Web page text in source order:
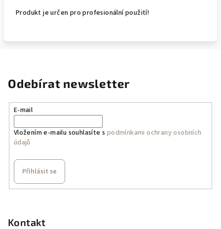
Produkt je určen pro profesionální použití!
Odebírat newsletter
E-mail
Vložením e-mailu souhlasíte s podmínkami ochrany osobních
údajů
Přihlásit se
Kontakt